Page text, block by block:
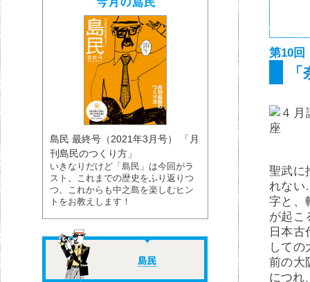
第10
聖武に
れない
字と、
が起こ
日本
しての
前の大
につれ
島民 最終号（2021年3月号） 「月
刊島民のつくり方」
いきなりだけど「島民」は今回がラ
スト。これまでの歴史をふり返りつ
つ、これからも中之島を楽しむヒン
トをお教えします！